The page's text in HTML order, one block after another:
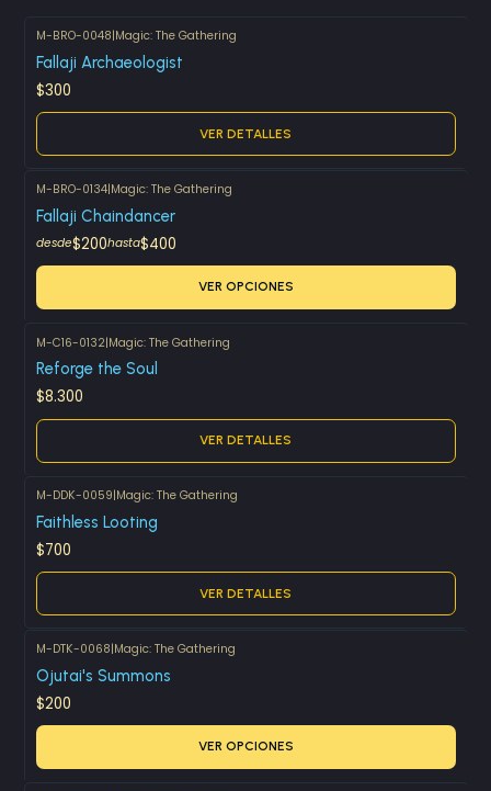
Agotado
M-BRO-0048|Magic: The Gathering
Fallaji Archaeologist
$300
VER DETALLES
M-BRO-0134|Magic: The Gathering
Fallaji Chaindancer
desde$200hasta$400
VER OPCIONES
Agotado
M-C16-0132|Magic: The Gathering
Reforge the Soul
$8.300
VER DETALLES
Agotado
M-DDK-0059|Magic: The Gathering
Faithless Looting
$700
VER DETALLES
M-DTK-0068|Magic: The Gathering
Ojutai's Summons
$200
VER OPCIONES